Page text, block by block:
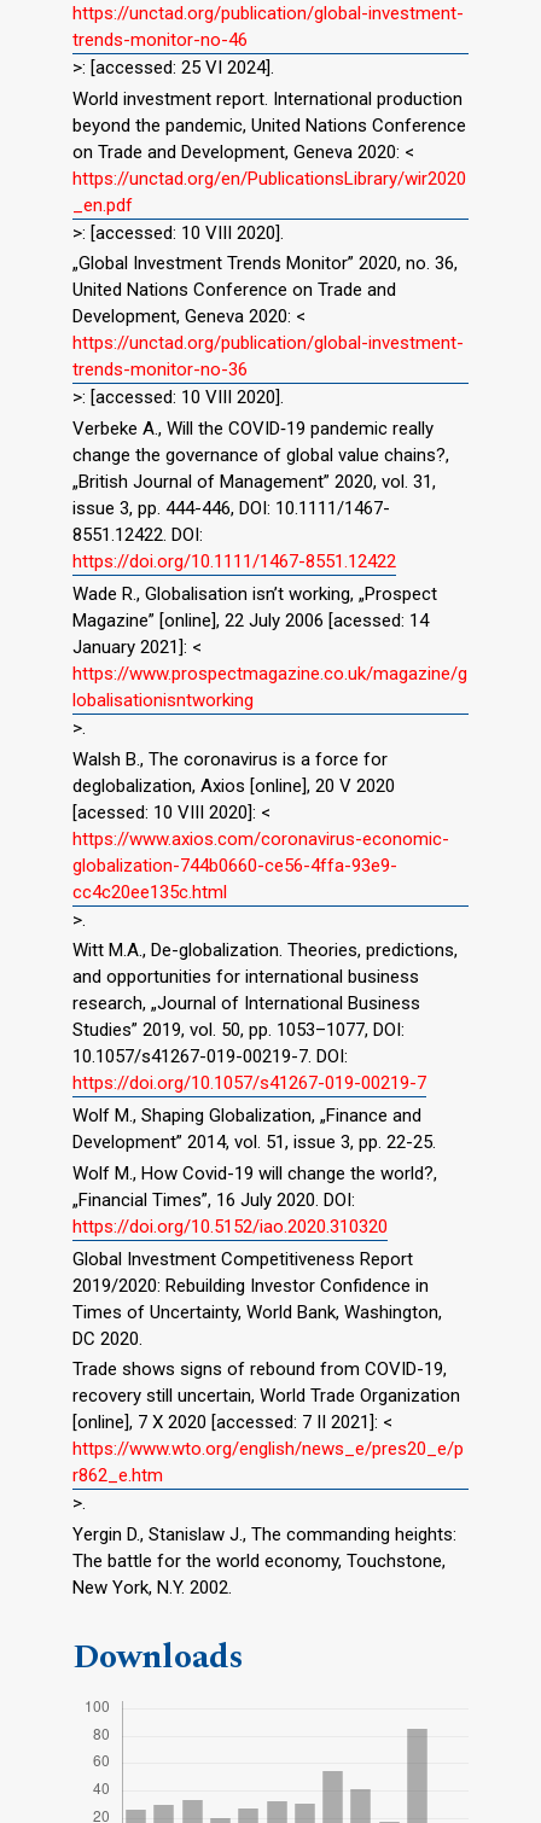
https://unctad.org/publication/global-investment-
trends-monitor-no-46
>: [accessed: 25 VI 2024].
World investment report. International production
beyond the pandemic, United Nations Conference
on Trade and Development, Geneva 2020: <
https://unctad.org/en/PublicationsLibrary/wir2020
_en.pdf
>: [accessed: 10 VIII 2020].
„Global Investment Trends Monitor” 2020, no. 36,
United Nations Conference on Trade and
Development, Geneva 2020: <
https://unctad.org/publication/global-investment-
trends-monitor-no-36
>: [accessed: 10 VIII 2020].
Verbeke A., Will the COVID‐19 pandemic really
change the governance of global value chains?,
„British Journal of Management” 2020, vol. 31,
issue 3, pp. 444-446, DOI: 10.1111/1467-
8551.12422. DOI:
https://doi.org/10.1111/1467-8551.12422
Wade R., Globalisation isn’t working, „Prospect
Magazine” [online], 22 July 2006 [acessed: 14
January 2021]: <
https://www.prospectmagazine.co.uk/magazine/g
lobalisationisntworking
>.
Walsh B., The coronavirus is a force for
deglobalization, Axios [online], 20 V 2020
[acessed: 10 VIII 2020]: <
https://www.axios.com/coronavirus-economic-
globalization-744b0660-ce56-4ffa-93e9-
cc4c20ee135c.html
>.
Witt M.A., De-globalization. Theories, predictions,
and opportunities for international business
research, „Journal of International Business
Studies” 2019, vol. 50, pp. 1053–1077, DOI:
10.1057/s41267-019-00219-7. DOI:
https://doi.org/10.1057/s41267-019-00219-7
Wolf M., Shaping Globalization, „Finance and
Development” 2014, vol. 51, issue 3, pp. 22-25.
Wolf M., How Covid-19 will change the world?,
„Financial Times”, 16 July 2020. DOI:
https://doi.org/10.5152/iao.2020.310320
Global Investment Competitiveness Report
2019/2020: Rebuilding Investor Confidence in
Times of Uncertainty, World Bank, Washington,
DC 2020.
Trade shows signs of rebound from COVID-19,
recovery still uncertain, World Trade Organization
[online], 7 X 2020 [accessed: 7 II 2021]: <
https://www.wto.org/english/news_e/pres20_e/p
r862_e.htm
>.
Yergin D., Stanislaw J., The commanding heights:
The battle for the world economy, Touchstone,
New York, N.Y. 2002.
Downloads